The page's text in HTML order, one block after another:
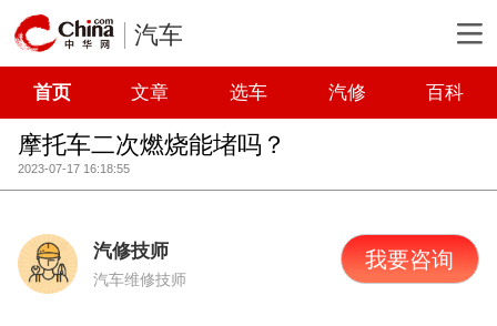
汽车
首页 文章 选车 汽修 百科
摩托车二次燃烧能堵吗？
2023-07-17 16:18:55
汽修技师
汽车维修技师
我要咨询